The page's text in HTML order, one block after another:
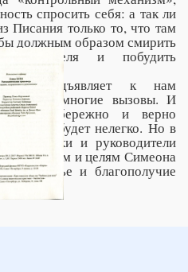
спросить себя: а так ли
Писания только то, что там
должным образом смирить
Спасителя и побудить
предъявляет к нам
бросает многие вызовы. И
бережно и верно
нам будет нелегко. Но в
и руководители
и целям Симеона
здоровье и благополучие